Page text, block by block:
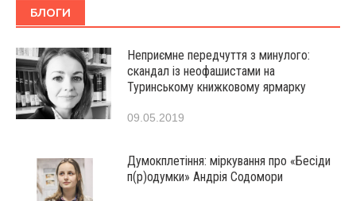
БЛОГИ
Неприємне передчуття з минулого:
скандал із неофашистами на
Туринському книжковому ярмарку
09.05.2019
Думокплетіння: міркування про «Бесіди
п(р)одумки» Андрія Содомори